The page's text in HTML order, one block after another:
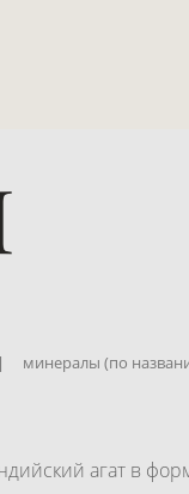
| минералы (по
агат в